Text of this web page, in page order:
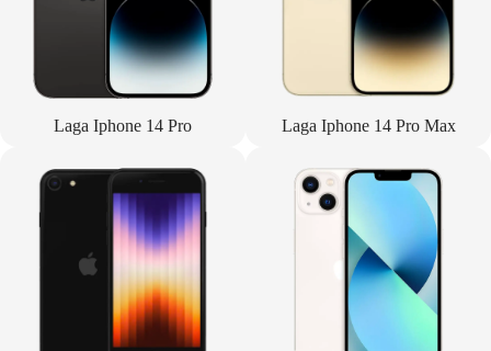
Laga Iphone 14 Pro Laga Iphone 14 Pro Max